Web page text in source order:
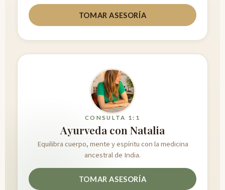
TOMAR ASESORÍA
CONSULTA 1:1
Ayurveda con Natalia
Equilibra cuerpo, mente y espíritu con la medicina
ancestral de India.
TOMAR ASESORÍA